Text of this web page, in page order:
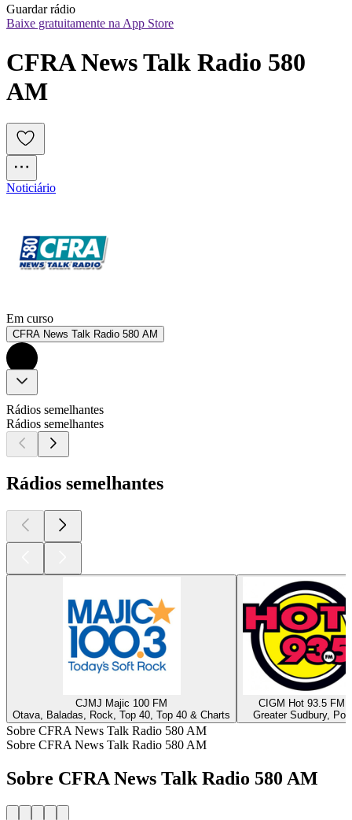
Guardar rádio
Baixe gratuitamente na App Store
CFRA News Talk Radio 580
AM
Noticiário
Em curso
CFRA News Talk Radio 580 AM
Rádios semelhantes
Rádios semelhantes
Rádios semelhantes
CJMJ Majic 100 FM
Otava, Baladas, Rock, Top 40, Top 40 & Charts
CIGM Hot 93.5 FM
Greater Sudbury, Pop
Sobre CFRA News Talk Radio 580 AM
Sobre CFRA News Talk Radio 580 AM
Sobre CFRA News Talk Radio 580 AM